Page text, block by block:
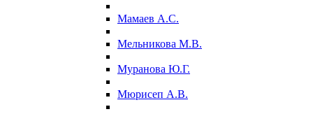
Мамаев А.С.
Мельникова М.В.
Муранова Ю.Г.
Мюрисеп А.В.